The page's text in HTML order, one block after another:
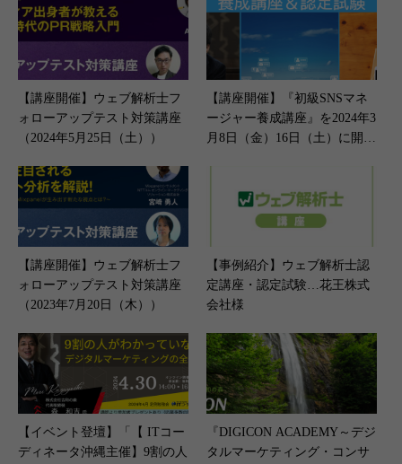
日（土）開催＞
【講座開催】ウェブ解析士フ
ォローアップテスト対策講座
（2024年5月25日（土））
【講座開催】『初級SNSマネ
ージャー養成講座』を2024年3
月8日（金）16日（土）に開催
【講座開催】ウェブ解析士フ
ォローアップテスト対策講座
（2023年7月20日（木））
【事例紹介】ウェブ解析士認
定講座・認定試験…花王株式
会社様
【イベント登壇】「【 ITコー
ディネータ沖縄主催】9割の人
『DIGICON ACADEMY～デジ
タルマーケティング・コンサ